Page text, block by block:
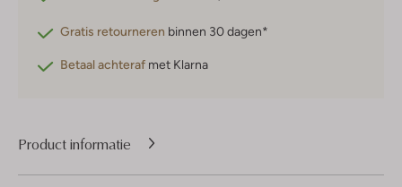
Gratis retourneren binnen 30 dagen*
Betaal achteraf met Klarna
Product informatie